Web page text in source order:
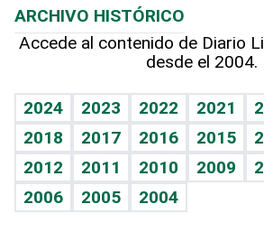
Hablando con el pediatra
Vida y familia
Eñe
Celebrando la vida
Sin complejos
Línea de hit
TBT Deportivo
Lecturas
Hecho en casa
Guía del dinero
Cumpleaños
Horóscopos
Juegos
ARCHIVO HISTÓRICO
Accede al contenido de Diario
desde el 2004.
2024 2023 2022 2021
2018
2017 2016 2015
2012
2011 2010 2009
2006
2005 2004